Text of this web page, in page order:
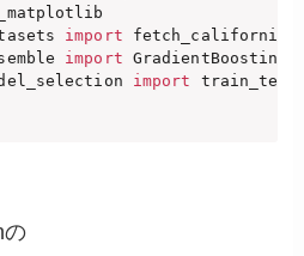
import
import
import
の